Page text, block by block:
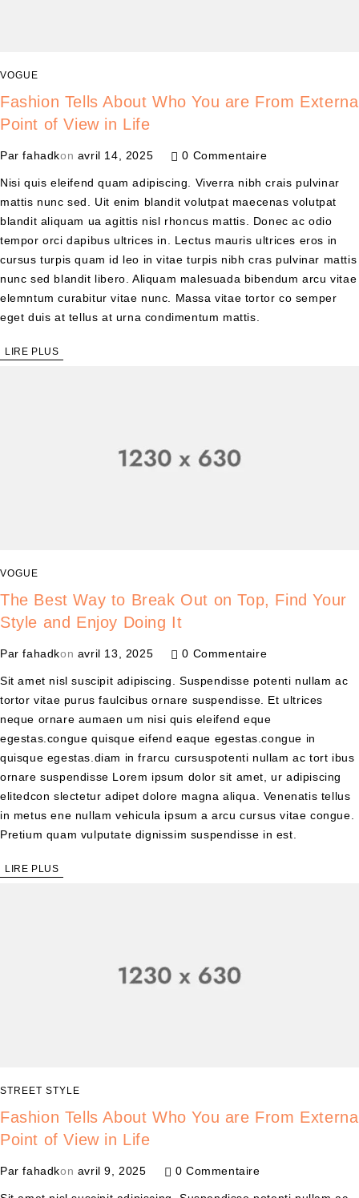
VOGUE
Fashion Tells About Who You are From Externa
Point of View in Life
Par fahadkon avril 14, 2025 0 Commentaire
Nisi quis eleifend quam adipiscing. Viverra nibh crais pulvinar
mattis nunc sed. Uit enim blandit volutpat maecenas volutpat
blandit aliquam ua agittis nisl rhoncus mattis. Donec ac odio
tempor orci dapibus ultrices in. Lectus mauris ultrices eros in
cursus turpis quam id leo in vitae turpis nibh cras pulvinar mattis
nunc sed blandit libero. Aliquam malesuada bibendum arcu vitae
elemntum curabitur vitae nunc. Massa vitae tortor co semper
eget duis at tellus at urna condimentum mattis.
LIRE PLUS
VOGUE
The Best Way to Break Out on Top, Find Your
Style and Enjoy Doing It
Par fahadkon avril 13, 2025 0 Commentaire
Sit amet nisl suscipit adipiscing. Suspendisse potenti nullam ac
tortor vitae purus faulcibus ornare suspendisse. Et ultrices
neque ornare aumaen um nisi quis eleifend eque
egestas.congue quisque eifend eaque egestas.congue in
quisque egestas.diam in frarcu cursuspotenti nullam ac tort ibus
ornare suspendisse Lorem ipsum dolor sit amet, ur adipiscing
elitedcon slectetur adipet dolore magna aliqua. Venenatis tellus
in metus ene nullam vehicula ipsum a arcu cursus vitae congue.
Pretium quam vulputate dignissim suspendisse in est.
LIRE PLUS
STREET STYLE
Fashion Tells About Who You are From Externa
Point of View in Life
Par fahadkon avril 9, 2025 0 Commentaire